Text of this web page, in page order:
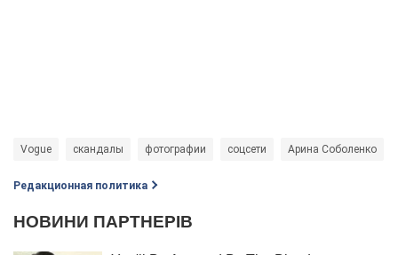
Vogue скандалы фотографии соцсети Арина Соболенко
Редакционная политика